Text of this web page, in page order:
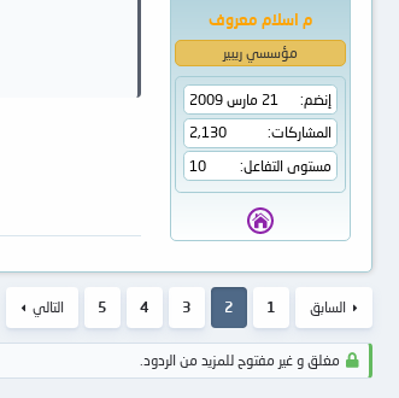
م اسلام معروف
مؤسسي ريبير
إنضم
21 مارس 2009
المشاركات
2,130
مستوى التفاعل
10
السابق 1
2
3
4
5 التالي
مغلق و غير مفتوح للمزيد من الردود.